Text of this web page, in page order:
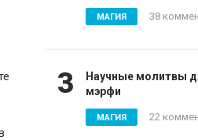
МАГИЯ 38
3
Научные молитвы
мэрфи
МАГИЯ 22